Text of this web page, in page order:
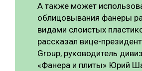
А также может
облицовывания фанеры
видами слоистых
рассказал вице-
Group, руководитель
«Фанера и плиты» Юрий